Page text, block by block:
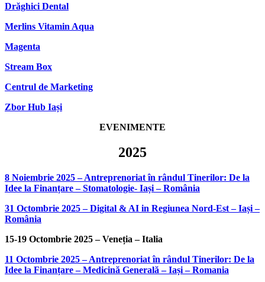
Drăghici Dental
Merlins Vitamin Aqua
Magenta
Stream Box
Centrul de Marketing
Zbor Hub Iași
EVENIMENTE
2025
8 Noiembrie 2025 – Antreprenoriat în rândul Tinerilor: De la
Idee la Finanțare – Stomatologie- Iași – România
31 Octombrie 2025 – Digital & AI in Regiunea Nord-Est – Iași –
România
15-19 Octombrie 2025 – Veneția – Italia
11 Octombrie 2025 – Antreprenoriat în rândul Tinerilor: De la
Idee la Finanțare – Medicină Generală – Iași – Romania